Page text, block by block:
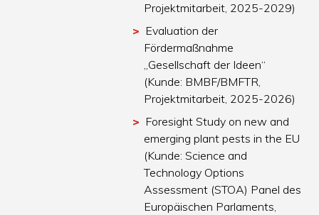
Projektmitarbeit, 2025-2029)
Evaluation der
Fördermaßnahme
„Gesellschaft der Ideen“
(Kunde: BMBF/BMFTR,
Projektmitarbeit, 2025-2026)
Foresight Study on new and
emerging plant pests in the EU
(Kunde: Science and
Technology Options
Assessment (STOA) Panel des
Europäischen Parlaments,